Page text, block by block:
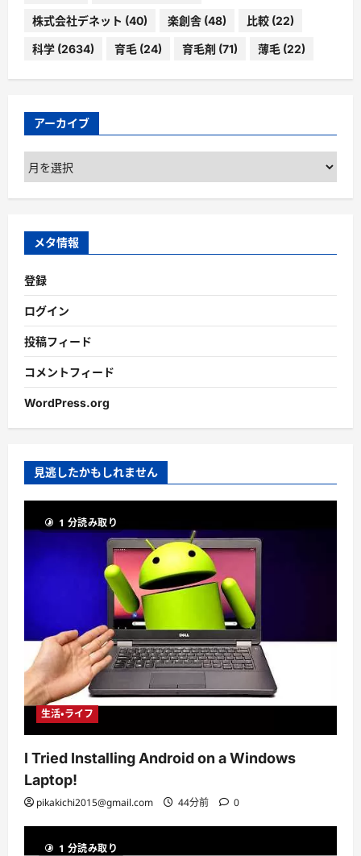
株式会社デネット (40) 楽創舎 (48) 比較 (22)
科学 (2634) 育毛 (24) 育毛剤 (71) 薄毛 (22)
アーカイブ
ア
ー
カ
ブ
メタ情報
登録
ログイン
投稿フィード
コメントフィード
WordPress.org
見逃したかもしれません
1 分読み取り
生活・ライフ
I Tried Installing Android on a Windows
Laptop!
pikakichi2015@gmail.com 44分前 0
1 分読み取り